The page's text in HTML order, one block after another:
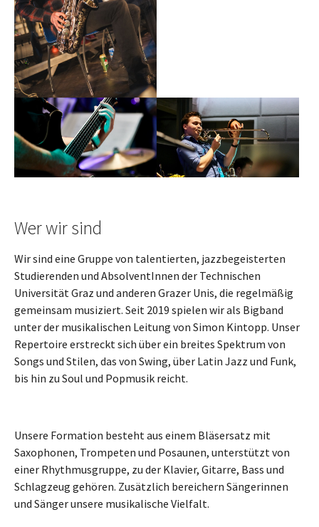
Show larger version Show larger version
Wer wir sind
Wir sind eine Gruppe von talentierten, jazzbegeisterten
Studierenden und AbsolventInnen der Technischen
Universität Graz und anderen Grazer Unis, die regelmäßig
gemeinsam musiziert. Seit 2019 spielen wir als Bigband
unter der musikalischen Leitung von Simon Kintopp. Unser
Repertoire erstreckt sich über ein breites Spektrum von
Songs und Stilen, das von Swing, über Latin Jazz und Funk,
bis hin zu Soul und Popmusik reicht.
Unsere Formation besteht aus einem Bläsersatz mit
Saxophonen, Trompeten und Posaunen, unterstützt von
einer Rhythmusgruppe, zu der Klavier, Gitarre, Bass und
Schlagzeug gehören. Zusätzlich bereichern Sängerinnen
und Sänger unsere musikalische Vielfalt.